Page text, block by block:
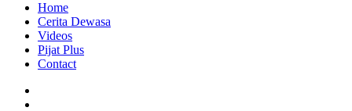
Home
Cerita Dewasa
Videos
Pijat Plus
Contact